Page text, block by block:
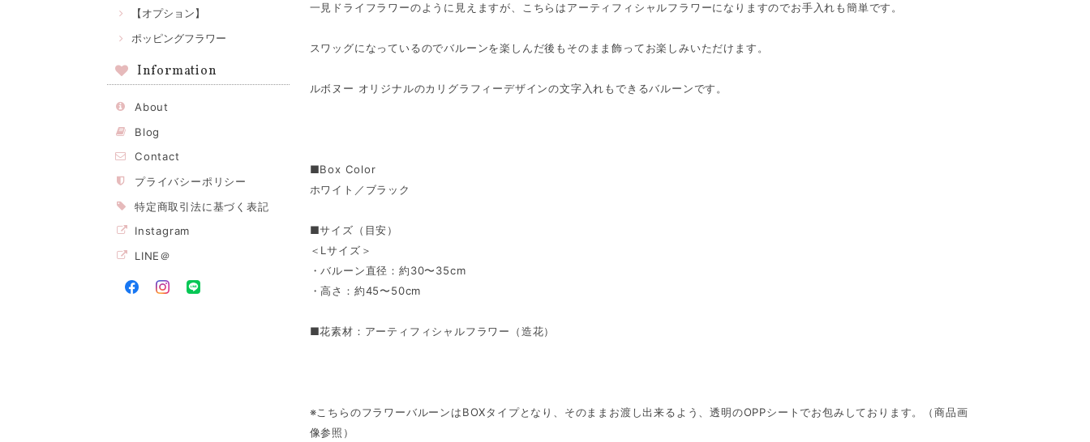
【オプション】
ポッピングフラワー
Information
About
Blog
Contact
プライバシーポリシー
特定商取引法に基づく表記
Instagram
LINE＠
一見ドライフラワーのように見えますが、こちらはアーティフィシャルフラワーになりますのでお手入れも簡単です。
スワッグになっているのでバルーンを楽しんだ後もそのまま飾ってお楽しみいただけます。
ルボヌー オリジナルのカリグラフィーデザインの文字入れもできるバルーンです。
■Box Color
ホワイト／ブラック
■サイズ（目安）
＜Lサイズ＞
・バルーン直径：約30〜35cm
・高さ：約45〜50cm
■花素材：アーティフィシャルフラワー（造花）
※こちらのフラワーバルーンはBOXタイプとなり、そのままお渡し出来るよう、透明のOPPシートでお包みしております。（商品画
像参照）